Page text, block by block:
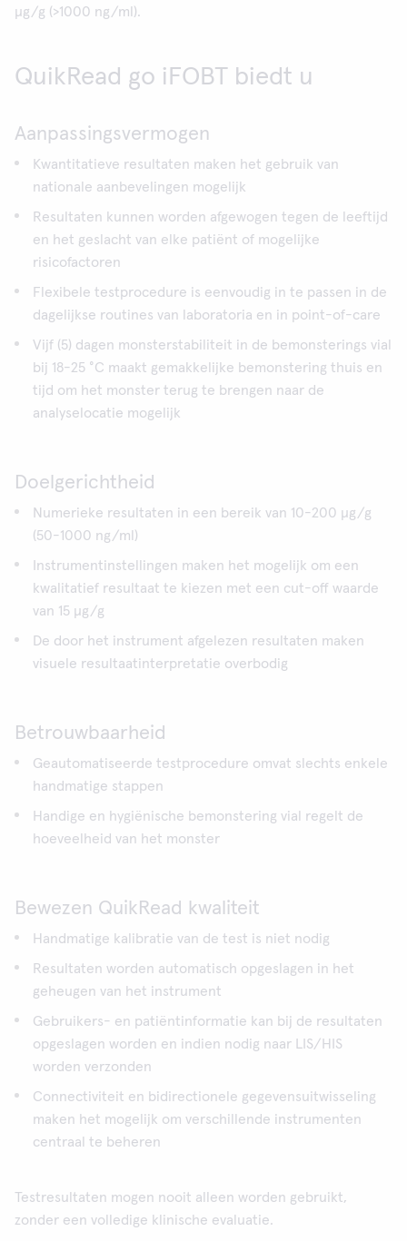
μg/g (>1000 ng/ml).
QuikRead go iFOBT biedt u
Aanpassingsvermogen
Kwantitatieve resultaten maken het gebruik van
nationale aanbevelingen mogelijk
Resultaten kunnen worden afgewogen tegen de leeftijd
en het geslacht van elke patiënt of mogelijke
risicofactoren
Flexibele testprocedure is eenvoudig in te passen in de
dagelijkse routines van laboratoria en in point-of-care
Vijf (5) dagen monsterstabiliteit in de bemonsterings vial
bij 18-25 °C maakt gemakkelijke bemonstering thuis en
tijd om het monster terug te brengen naar de
analyselocatie mogelijk
Doelgerichtheid
Numerieke resultaten in een bereik van 10-200 μg/g
(50-1000 ng/ml)
Instrumentinstellingen maken het mogelijk om een
kwalitatief resultaat te kiezen met een cut-off waarde
van 15 μg/g
De door het instrument afgelezen resultaten maken
visuele resultaatinterpretatie overbodig
Betrouwbaarheid
Geautomatiseerde testprocedure omvat slechts enkele
handmatige stappen
Handige en hygiënische bemonstering vial regelt de
hoeveelheid van het monster
Bewezen QuikRead kwaliteit
Handmatige kalibratie van de test is niet nodig
Resultaten worden automatisch opgeslagen in het
geheugen van het instrument
Gebruikers- en patiëntinformatie kan bij de resultaten
opgeslagen worden en indien nodig naar LIS/HIS
worden verzonden
Connectiviteit en bidirectionele gegevensuitwisseling
maken het mogelijk om verschillende instrumenten
centraal te beheren
Testresultaten mogen nooit alleen worden gebruikt,
zonder een volledige klinische evaluatie.